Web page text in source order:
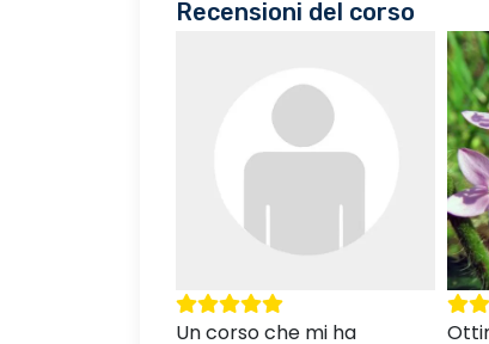
Recensioni del corso
Ottimo corso per chi